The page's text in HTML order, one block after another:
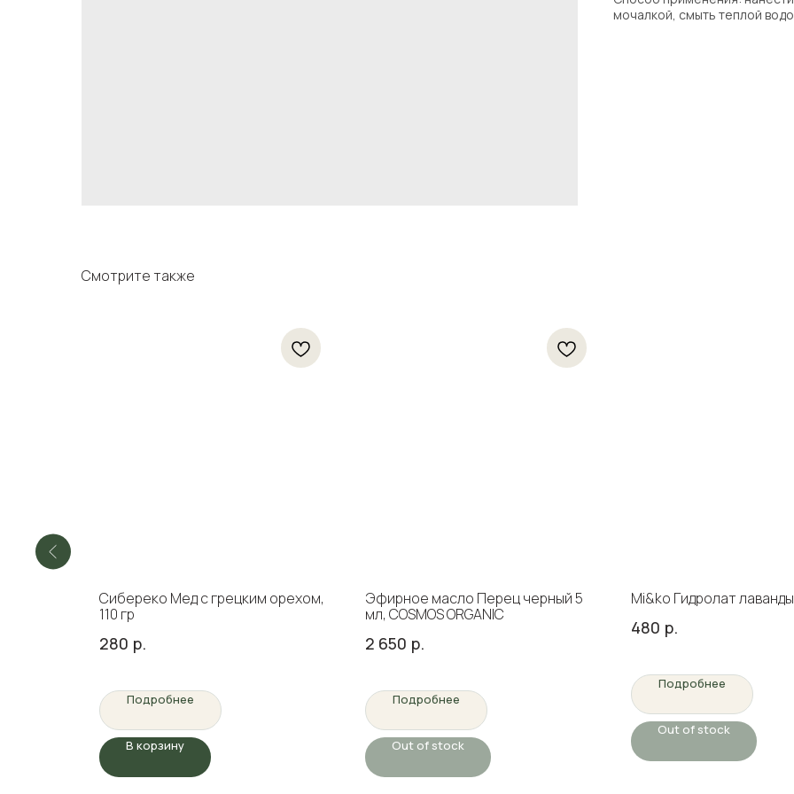
мочалкой, смыть теплой
Смотрите также
Сибереко Мед с грецким орехом,
110 гр
280 р.
Подробнее
В корзину
Эфирное масло Перец черный 5
мл, COSMOS ORGANIC
2 650 р.
Подробнее
Out of stock
Mi&ko Гидролат
480 р.
Подробнее
Out of stock